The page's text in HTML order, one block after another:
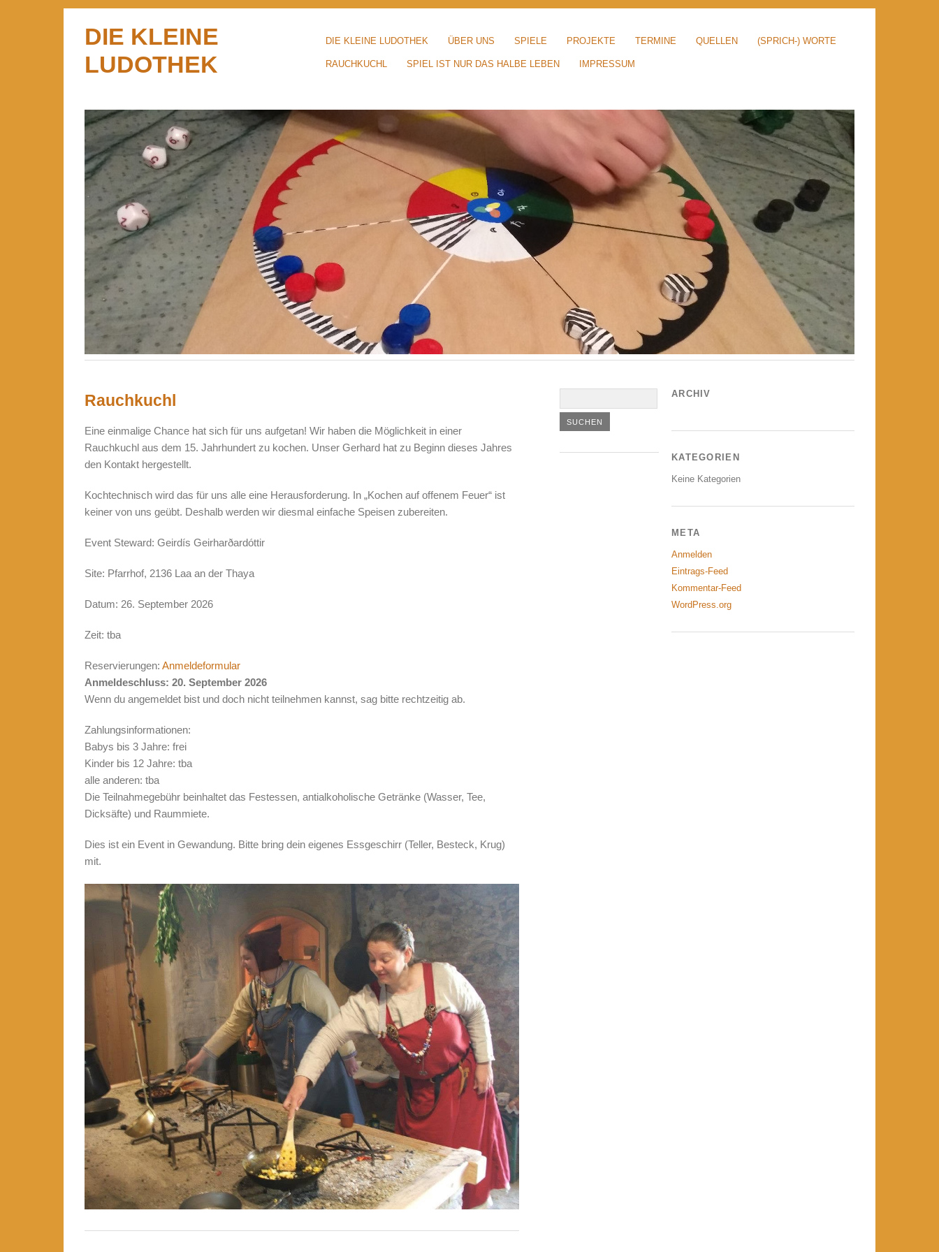
DIE KLEINE LUDOTHEK ÜBER UNS SPIELE PROJEKTE TERMINE QUELLEN (SPRICH-) WORTE
RAUCHKUCHL SPIEL IST NUR DAS HALBE LEBEN IMPRESSUM
DIE KLEINE
LUDOTHEK
Rauchkuchl
Eine einmalige Chance hat sich für uns aufgetan! Wir haben die Möglichkeit in einer
Rauchkuchl aus dem 15. Jahrhundert zu kochen. Unser Gerhard hat zu Beginn dieses Jahres
den Kontakt hergestellt.
Kochtechnisch wird das für uns alle eine Herausforderung. In „Kochen auf offenem Feuer“ ist
keiner von uns geübt. Deshalb werden wir diesmal einfache Speisen zubereiten.
Event Steward: Geirdís Geirharðardóttir
Site: Pfarrhof, 2136 Laa an der Thaya
Datum: 26. September 2026
Zeit: tba
Reservierungen: Anmeldeformular
Anmeldeschluss: 20. September 2026
Wenn du angemeldet bist und doch nicht teilnehmen kannst, sag bitte rechtzeitig ab.
Zahlungsinformationen:
Babys bis 3 Jahre: frei
Kinder bis 12 Jahre: tba
alle anderen: tba
Die Teilnahmegebühr beinhaltet das Festessen, antialkoholische Getränke (Wasser, Tee,
Dicksäfte) und Raummiete.
Dies ist ein Event in Gewandung. Bitte bring dein eigenes Essgeschirr (Teller, Besteck, Krug)
mit.
ARCHIV
KATEGORIEN
Keine Kategorien
META
Anmelden
Eintrags-Feed
Kommentar-Feed
WordPress.org